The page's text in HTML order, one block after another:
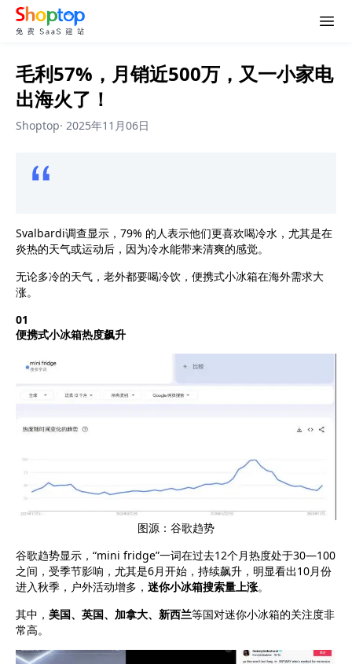
毛利57%，月销近500万，又一小家电
出海火了！
Shoptop· 2025年11月06日
Svalbardi调查显示，79% 的人表示他们更喜欢喝冷水，尤其是在
炎热的天气或运动后，因为冷水能带来清爽的感觉。
无论多冷的天气，老外都要喝冷饮，便携式小冰箱在海外需求大
涨。
01
便携式小冰箱热度飙升
图源：谷歌趋势
谷歌趋势显示，“mini fridge”一词在过去12个月热度处于30—100
之间，受季节影响，尤其是6月开始，持续飙升，明显看出10月份
进入秋季，户外活动增多， 迷你小冰箱搜索量上涨。
其中， 美国、英国、加拿大、新西兰等国对迷你小冰箱的关注度非
常高。